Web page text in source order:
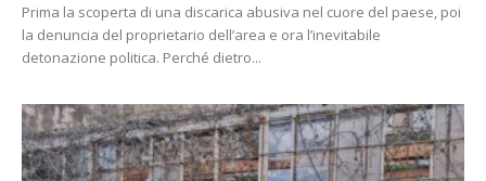
Prima la scoperta di una discarica abusiva nel cuore del paese, poi
la denuncia del proprietario dell’area e ora l’inevitabile
detonazione politica. Perché dietro...